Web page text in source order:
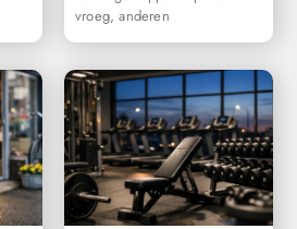
vroeg, anderen